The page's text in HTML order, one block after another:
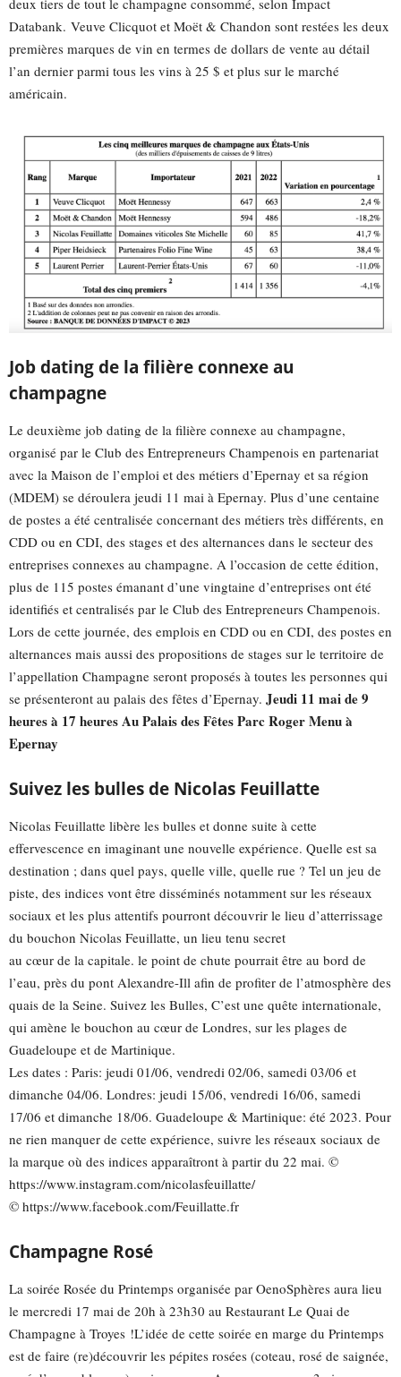
Databank. Veuve Clicquot et Moët & Chandon sont restées les deux
premières marques de vin en termes de dollars de vente au détail
l’an dernier parmi tous les vins à 25 $ et plus sur le marché
américain.
Job dating de la filière connexe au
champagne
Le deuxième job dating de la filière connexe au champagne,
organisé par le Club des Entrepreneurs Champenois en partenariat
avec la Maison de l’emploi et des métiers d’Epernay et sa région
(MDEM) se déroulera jeudi 11 mai à Epernay. Plus d’une centaine
de postes a été centralisée concernant des métiers très différents, en
CDD ou en CDI, des stages et des alternances dans le secteur des
entreprises connexes au champagne. A l’occasion de cette édition,
plus de 115 postes émanant d’une vingtaine d’entreprises ont été
identifiés et centralisés par le Club des Entrepreneurs Champenois.
Lors de cette journée, des emplois en CDD ou en CDI, des postes en
alternances mais aussi des propositions de stages sur le territoire de
l’appellation Champagne seront proposés à toutes les personnes qui
se présenteront au palais des fêtes d’Epernay. Jeudi 11 mai de 9
heures à 17 heures Au Palais des Fêtes Parc Roger Menu à
Epernay
Suivez les bulles de Nicolas Feuillatte
Nicolas Feuillatte libère les bulles et donne suite à cette
effervescence en imaginant une nouvelle expérience. Quelle est sa
destination ; dans quel pays, quelle ville, quelle rue ? Tel un jeu de
piste, des indices vont être disséminés notamment sur les réseaux
sociaux et les plus attentifs pourront découvrir le lieu d’atterrissage
du bouchon Nicolas Feuillatte, un lieu tenu secret
au cœur de la capitale. le point de chute pourrait être au bord de
l’eau, près du pont Alexandre-Ill afin de profiter de l’atmosphère des
quais de la Seine. Suivez les Bulles, C’est une quête internationale,
qui amène le bouchon au cœur de Londres, sur les plages de
Guadeloupe et de Martinique.
Les dates : Paris: jeudi 01/06, vendredi 02/06, samedi 03/06 et
dimanche 04/06. Londres: jeudi 15/06, vendredi 16/06, samedi
17/06 et dimanche 18/06. Guadeloupe & Martinique: été 2023. Pour
ne rien manquer de cette expérience, suivre les réseaux sociaux de
la marque où des indices apparaîtront à partir du 22 mai. ©
https://www.instagram.com/nicolasfeuillatte/
© https://www.facebook.com/Feuillatte.fr
Champagne Rosé
La soirée Rosée du Printemps organisée par OenoSphères aura lieu
le mercredi 17 mai de 20h à 23h30 au Restaurant Le Quai de
Champagne à Troyes !L’idée de cette soirée en marge du Printemps
est de faire (re)découvrir les pépites rosées (coteau, rosé de saignée,